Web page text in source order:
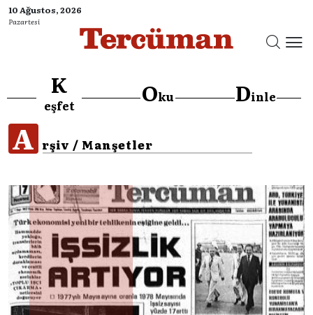
10 Ağustos, 2026
Pazartesi
K
eşfet Oku Dinle
A rşiv / Manşetler